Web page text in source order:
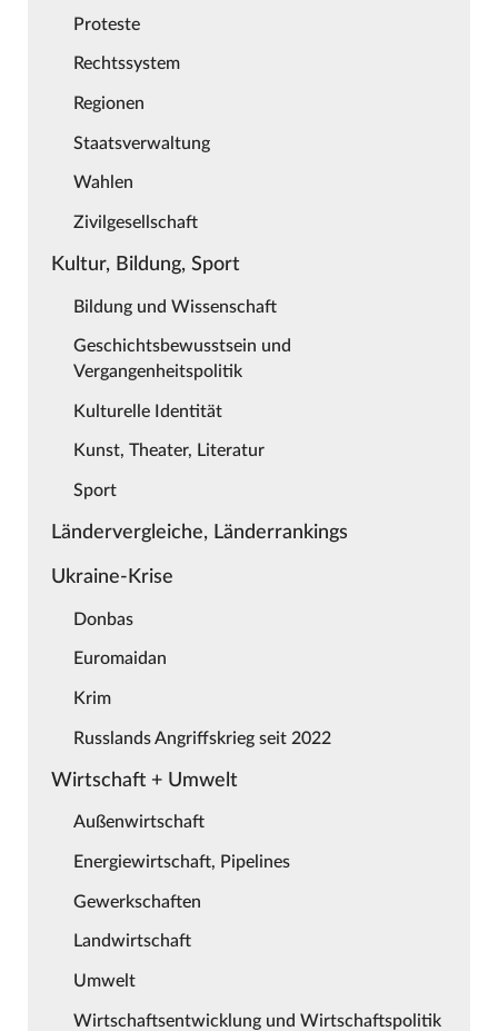
Proteste
Rechtssystem
Regionen
Staatsverwaltung
Wahlen
Zivilgesellschaft
Kultur, Bildung, Sport
Bildung und Wissenschaft
Geschichtsbewusstsein und
Vergangenheitspolitik
Kulturelle Identität
Kunst, Theater, Literatur
Sport
Ländervergleiche, Länderrankings
Ukraine-Krise
Donbas
Euromaidan
Krim
Russlands Angriffskrieg seit 2022
Wirtschaft + Umwelt
Außenwirtschaft
Energiewirtschaft, Pipelines
Gewerkschaften
Landwirtschaft
Umwelt
Wirtschaftsentwicklung und Wirtschaftspolitik